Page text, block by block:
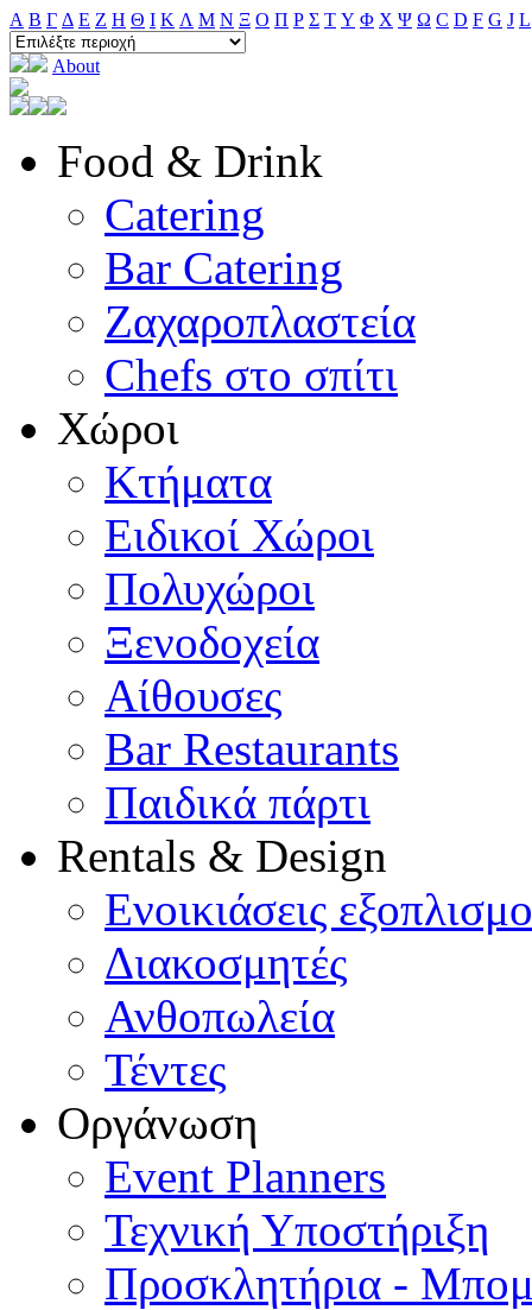
A B Γ Δ E Ζ H Θ I K Λ M N Ξ O Π Ρ Σ T Y Φ Χ Ψ Ω C D F G J L
About
Food & Drink
Catering
Bar Catering
Ζαχαροπλαστεία
Chefs στο σπίτι
Χώροι
Κτήματα
Ειδικοί Χώροι
Πολυχώροι
Ξενοδοχεία
Αίθουσες
Bar Restaurants
Παιδικά πάρτι
Rentals & Design
Ενοικιάσεις
Διακοσμητές
Ανθοπωλεία
Τέντες
Οργάνωση
Event Planners
Τεχνική Υποστήριξη
Προσκλητήρια -